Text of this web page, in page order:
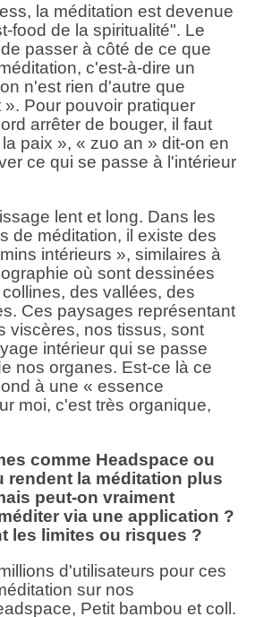
la méditation est devenue
food de la spiritualité". Le
passer à côté de ce que
c'est-à-dire un
n'est rien d'autre que
». Pour pouvoir pratiquer
arrêter de bouger, il faut
paix », « zuo an » dit-on en
ce qui se passe à l'intérieur
lent et long. Dans les
de méditation, il existe des
intérieurs », similaires à
où sont dessinées
des vallées, des
Ces paysages représentant
viscères, nos tissus, sont
intérieur qui se passe
nos organes. Est-ce là ce
à une « essence
moi, c'est très organique,
comme Headspace ou
rendent la méditation plus
peut-on vraiment
via une application ?
les limites ou risques ?
d'utilisateurs pour ces
sur nos
Petit bambou et coll.